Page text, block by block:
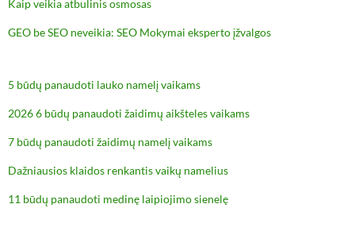
Kaip veikia atbulinis osmosas
GEO be SEO neveikia: SEO Mokymai eksperto įžvalgos
5 būdų panaudoti lauko namelį vaikams
2026 6 būdų panaudoti žaidimų aikšteles vaikams
7 būdų panaudoti žaidimų namelį vaikams
Dažniausios klaidos renkantis vaikų namelius
11 būdų panaudoti medinę laipiojimo sienelę